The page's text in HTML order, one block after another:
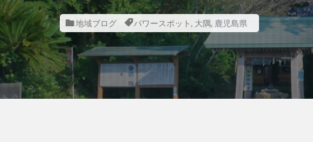
地域ブログ パワースポット, 大隅, 鹿児島県